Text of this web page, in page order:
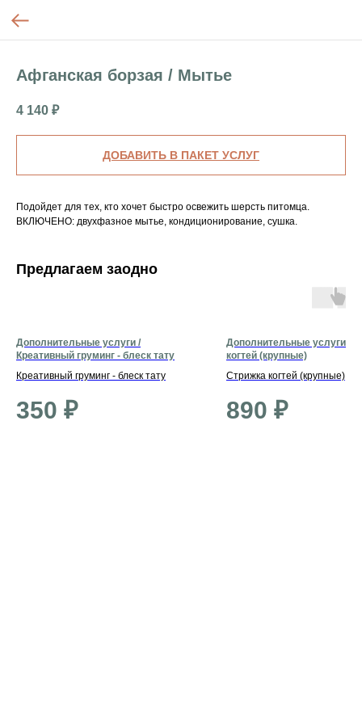
Афганская борзая / Мытье
4 140 ₽
ДОБАВИТЬ В ПАКЕТ УСЛУГ
Подойдет для тех, кто хочет быстро освежить шерсть питомца.
ВКЛЮЧЕНО: двухфазное мытье, кондиционирование, сушка.
Предлагаем заодно
Дополнительные услуги /
Креативный груминг - блеск тату
Креативный груминг - блеск тату
350 ₽
Дополнительные услуги /
когтей (крупные)
Стрижка когтей (крупные)
890 ₽